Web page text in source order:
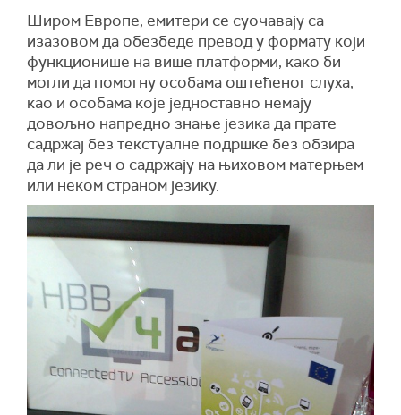
Широм Европе, емитери се суочавају са
изазовом да обезбеде превод у формату који
функционише на више платформи, како би
могли да помогну особама оштећеног слуха,
као и особама које једноставно немају
довољно напредно знање језика да прате
садржај без текстуалне подршке без обзира
да ли је реч о садржају на њиховом матерњем
или неком страном језику.